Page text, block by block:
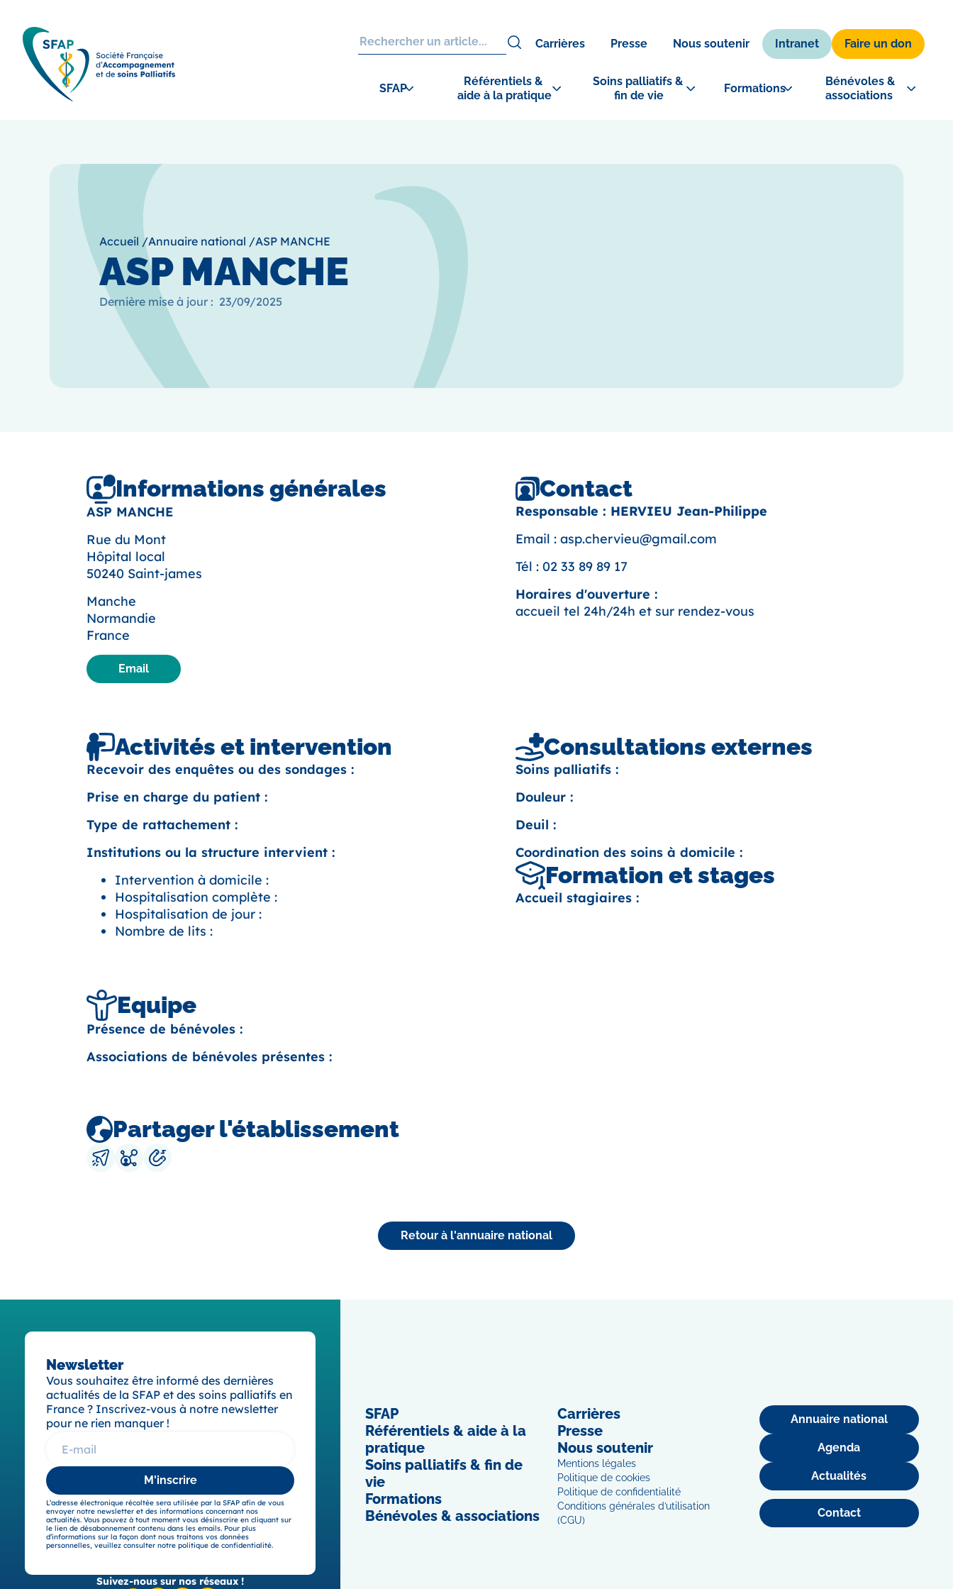
Carrières Presse Nous soutenir Intranet Faire un don
SFAP
Référentiels &
aide à la pratique
Soins palliatifs &
fin de vie
Formations
Bénévoles &
associations
Accueil /Annuaire national /ASP MANCHE
ASP MANCHE
Dernière mise à jour : 23/09/2025
Informations générales
ASP MANCHE
Rue du Mont
Hôpital local
50240 Saint-james
Manche
Normandie
France
Email
Contact
Responsable : HERVIEU Jean-Philippe
Email : asp.chervieu@gmail.com
Tél : 02 33 89 89 17
Horaires d'ouverture :
accueil tel 24h/24h et sur rendez-vous
Activités et intervention
Recevoir des enquêtes ou des sondages :
Prise en charge du patient :
Type de rattachement :
Institutions ou la structure intervient :
Intervention à domicile :
Hospitalisation complète :
Hospitalisation de jour :
Nombre de lits :
Consultations externes
Soins palliatifs :
Douleur :
Deuil :
Coordination des soins à domicile :
Formation et stages
Accueil stagiaires :
Equipe
Présence de bénévoles :
Associations de bénévoles présentes :
Partager l'établissement
Retour à l'annuaire national
Newsletter
Vous souhaitez être informé des dernières
actualités de la SFAP et des soins palliatifs en
France ? Inscrivez-vous à notre newsletter
pour ne rien manquer !
M'inscrire
L’adresse électronique récoltée sera utilisée par la SFAP afin de vous
envoyer notre newsletter et des informations concernant nos
actualités. Vous pouvez à tout moment vous désinscrire en cliquant sur
le lien de désabonnement contenu dans les emails. Pour plus
d’informations sur la façon dont nous traitons vos données
personnelles, veuillez consulter notre politique de confidentialité.
Suivez-nous sur nos réseaux !
SFAP
Référentiels & aide à la
pratique
Soins palliatifs & fin de
vie
Formations
Bénévoles & associations
Carrières
Presse
Nous soutenir
Mentions légales
Politique de cookies
Politique de confidentialité
Conditions générales d’utilisation
(CGU)
Annuaire national
Agenda
Actualités
Contact